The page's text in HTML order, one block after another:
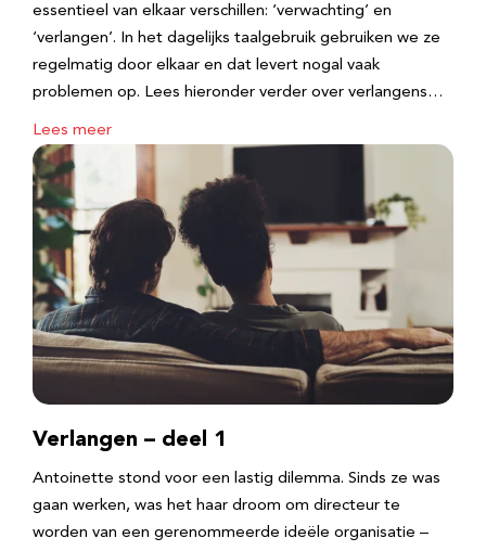
essentieel van elkaar verschillen: ‘verwachting’ en
‘verlangen’. In het dagelijks taalgebruik gebruiken we ze
regelmatig door elkaar en dat levert nogal vaak
problemen op. Lees hieronder verder over verlangens…
Lees meer
Verlangen – deel 1
Antoinette stond voor een lastig dilemma. Sinds ze was
gaan werken, was het haar droom om directeur te
worden van een gerenommeerde ideële organisatie –